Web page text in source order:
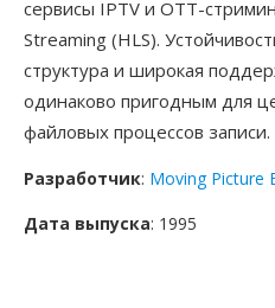
сервисы IPTV и OTT-
Streaming (HLS).
структура и широкая
одинаково пригодным для
файловых процессов записи.
Разработчик: Moving Picture
Дата выпуска: 1995